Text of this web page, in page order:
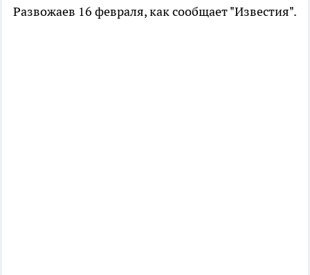
Развожаев 16 февраля, как сообщает "Известия".